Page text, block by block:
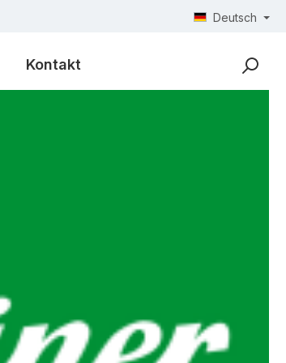
Deutsch
Kontakt